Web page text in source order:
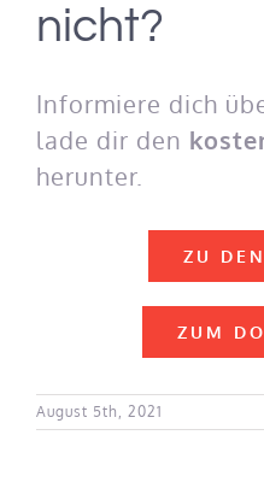
nicht?
Informiere dich
lade dir den
herunter.
ZU
ZUM
August 5th, 2021